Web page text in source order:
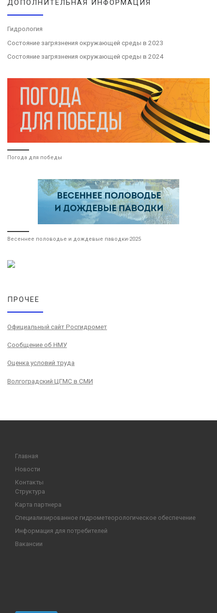
ДОПОЛНИТЕЛЬНАЯ ИНФОРМАЦИЯ
Гидрология
Состояние загрязнения окружающей среды в 2023
Состояние загрязнения окружающей среды в 2024
Погода для победы
Весеннее половодье и дождевые паводки-2025
ПРОЧЕЕ
Официальный сайт Росгидромет
Сообщение об НМУ
Оценка условий труда
Волгоградский ЦГМС в СМИ
Главная
Новости
Контакты
Структура
Карта партнера
Специализированное гидрометеорологическое обеспечение
Информация для потребителей
Вакансии